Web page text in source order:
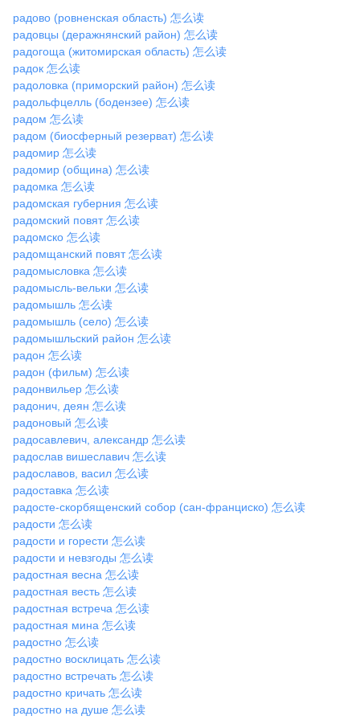
радово (ровненская область) 怎么读
радовцы (деражнянский район) 怎么读
радогоща (житомирская область) 怎么读
радок 怎么读
радоловка (приморский район) 怎么读
радольфцелль (бодензее) 怎么读
радом 怎么读
радом (биосферный резерват) 怎么读
радомир 怎么读
радомир (община) 怎么读
радомка 怎么读
радомская губерния 怎么读
радомский повят 怎么读
радомско 怎么读
радомщанский повят 怎么读
радомысловка 怎么读
радомысль-вельки 怎么读
радомышль 怎么读
радомышль (село) 怎么读
радомышльский район 怎么读
радон 怎么读
радон (фильм) 怎么读
радонвильер 怎么读
радонич, деян 怎么读
радоновый 怎么读
радосавлевич, александр 怎么读
радослав вишеславич 怎么读
радославов, васил 怎么读
радоставка 怎么读
радосте-скорбященский собор (сан-франциско) 怎么读
радости 怎么读
радости и горести 怎么读
радости и невзгоды 怎么读
радостная весна 怎么读
радостная весть 怎么读
радостная встреча 怎么读
радостная мина 怎么读
радостно 怎么读
радостно восклицать 怎么读
радостно встречать 怎么读
радостно кричать 怎么读
радостно на душе 怎么读